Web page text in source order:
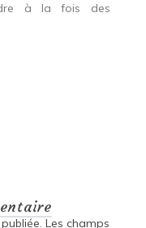
à la fois des
Les champs